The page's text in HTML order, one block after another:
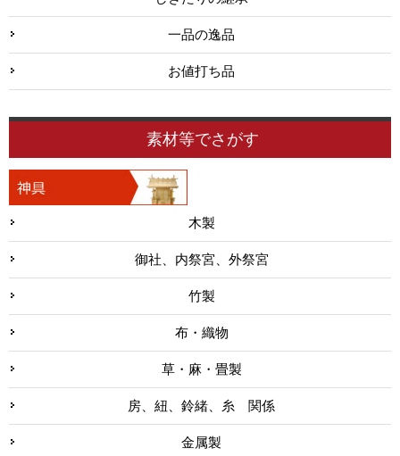
一品の逸品
お値打ち品
素材等でさがす
木製
御社、内祭宮、外祭宮
竹製
布・織物
草・麻・畳製
房、紐、鈴緒、糸 関係
金属製